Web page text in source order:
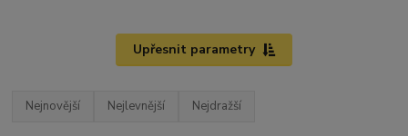
Upřesnit parametry
Nejnovější Nejlevnější Nejdražší